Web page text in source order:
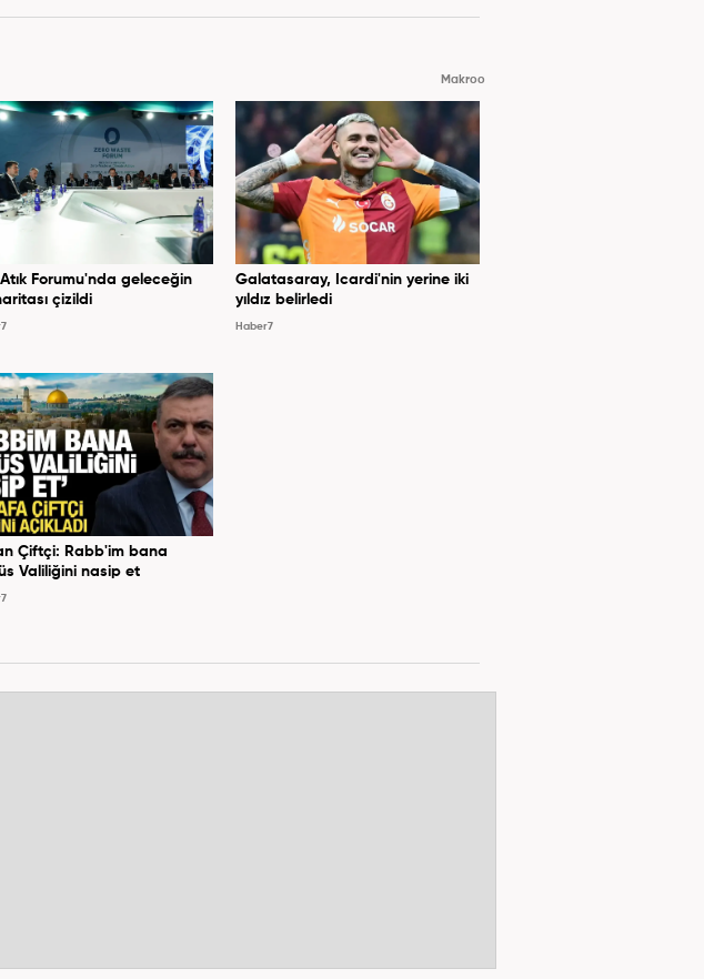
ediyor.
Makroo
Atık Forumu'nda geleceğin
çizildi
Galatasaray, Icardi'nin yerine iki
yıldız belirledi
Haber7
Çiftçi: Rabb'im bana
Valiliğini nasip et